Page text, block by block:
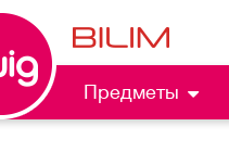
Предметы